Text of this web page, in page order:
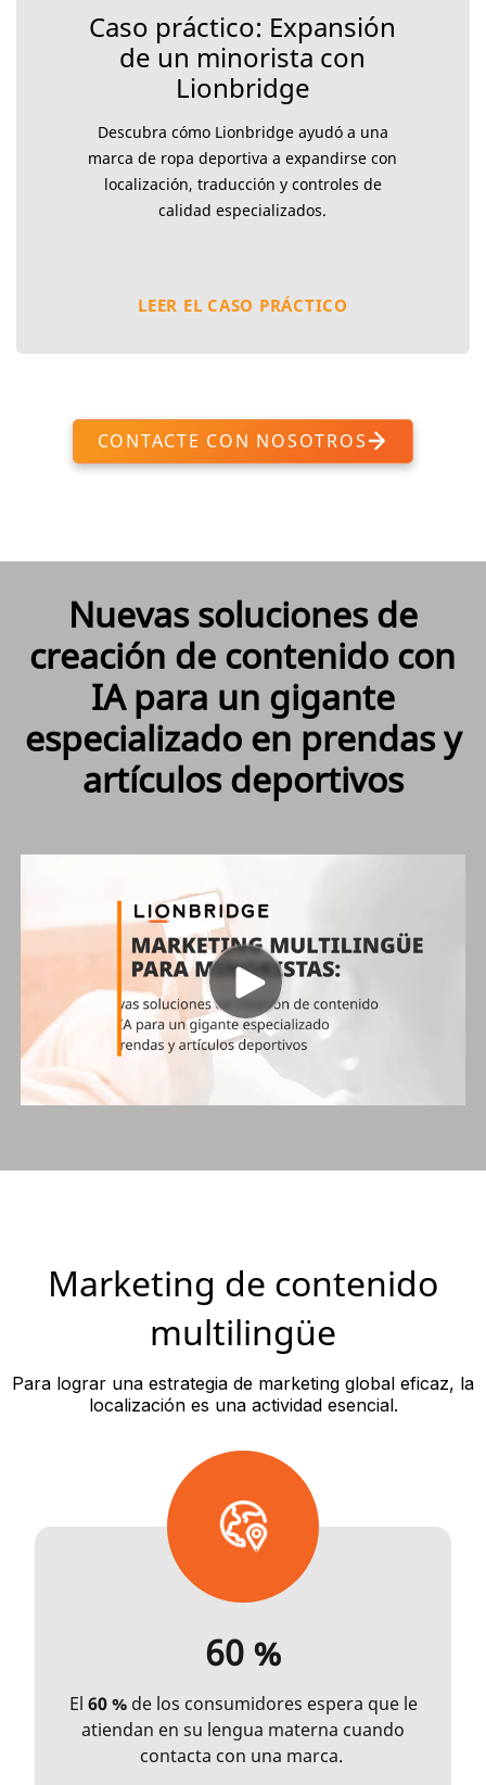
Caso práctico: Expansión
de un minorista con
Lionbridge
Descubra cómo Lionbridge ayudó a una
marca de ropa deportiva a expandirse con
localización, traducción y controles de
calidad especializados.
LEER EL CASO PRÁCTICO
CONTACTE CON NOSOTROS
Nuevas soluciones de
creación de contenido con
IA para un gigante
especializado en prendas y
artículos deportivos
Marketing de contenido
multilingüe
Para lograr una estrategia de marketing global eficaz, la
localización es una actividad esencial.
60 %
El 60 %de los consumidores espera que le
atiendan en su lengua materna cuando
contacta con una marca.